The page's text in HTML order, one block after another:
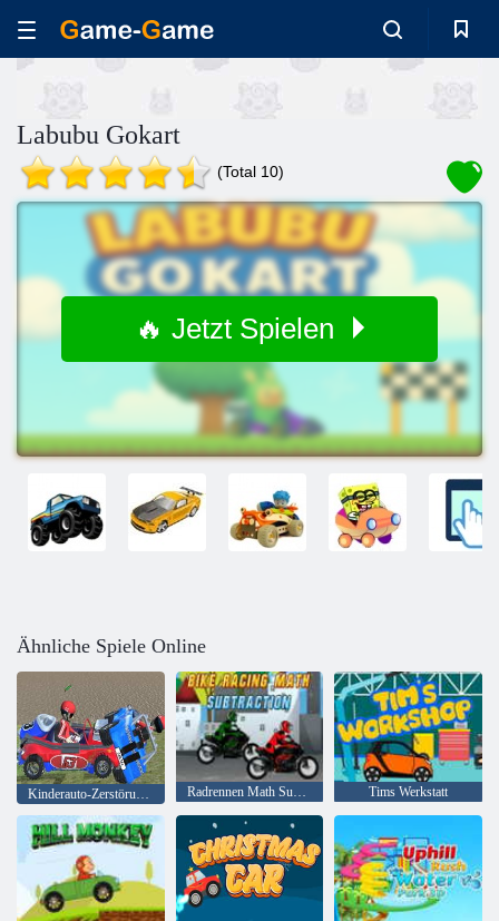
Labubu Gokart
(Total 10)
🔥 Jetzt Spielen
Ähnliche Spiele Online
Kinderauto-Zerstörungs-Karikatur Radrennen Math Subtraktion Tims Werkstatt